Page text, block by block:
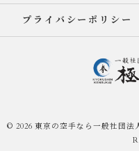
プライバシーポリシー
© 2026 東京の空手なら一般社団